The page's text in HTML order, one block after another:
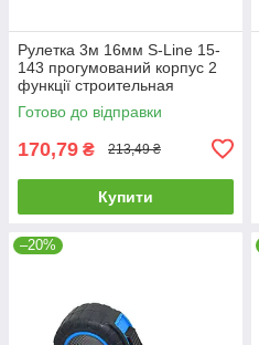
Рулетка 3м 16мм S-Line 15-
143 прогумований корпус 2
функції строительная
будівельна
Готово до відправки
170,79 ₴ 213,49 ₴
Купити
–20%